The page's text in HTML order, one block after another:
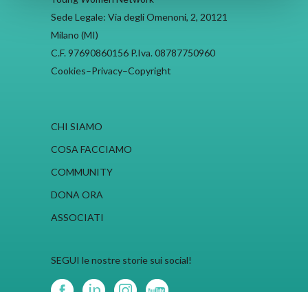
Sede Legale: Via degli Omenoni, 2, 20121
Milano (MI)
C.F. 97690860156 P.Iva. 08787750960
Cookies–Privacy–Copyright
CHI SIAMO
COSA FACCIAMO
COMMUNITY
DONA ORA
ASSOCIATI
SEGUI le nostre storie sui social!